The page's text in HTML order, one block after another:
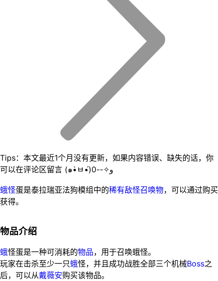
Tips：本文最近1个月没有更新，如果内容错误、缺失的话，你
可以在评论区留言 (๑•̀ㅂ•́)و✧--0
蛾怪蛋是泰拉瑞亚法狗模组中的稀有敌怪召唤物，可以通过购买
获得。
物品介绍
蛾怪蛋是一种可消耗的物品，用于召唤蛾怪。
玩家在击杀至少一只蛾怪，并且成功战胜全部三个机械Boss之
后，可以从戴薇安购买该物品。